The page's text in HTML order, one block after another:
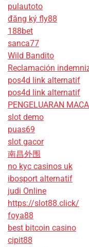
pulautoto
đăng ký fly88
188bet
sanca77
Wild Bandito
Reclamación
pos4d link alternatif
pos4d link alternatif
PENGELUARAN
slot demo
puas69
slot gacor
南昌外围
no kyc casinos uk
ibosport alternatif
judi Online
https://slot88.click/
foya88
best bitcoin casino
cipit88